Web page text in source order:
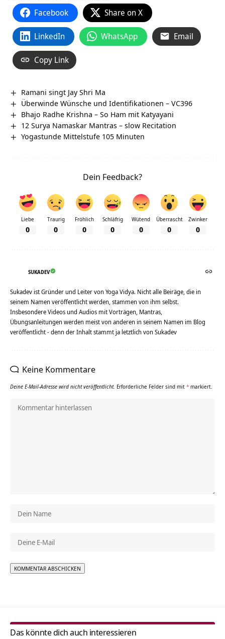
Facebook Share on X
LinkedIn WhatsApp Email
Copy Link
Ramani singt Jay Shri Ma
Überwinde Wünsche und Identifikationen – VC396
Bhajo Radhe Krishna – So Ham mit Katyayani
12 Surya Namaskar Mantras – slow Recitation
Yogastunde Mittelstufe 105 Minuten
Dein Feedback?
Liebe
0
Traurig
0
Fröhlich
0
Schläfrig
0
Wütend
0
Überrascht
0
Zwinker
0
SUKADEV
Sukadev ist Gründer und Leiter von Yoga Vidya. Nicht alle Beiräge, die in
seinem Namen veröffentlicht werden, stammen von ihm selbst.
Insbesondere Videos und Audios mit Vorträgen, Mantras,
Übungsanleitungen werden meist von anderen in seinem Namen im Blog
veröffentlicht - denn der Inhalt stammt ja letztlich von Sukadev
Keine Kommentare
Deine E-Mail-Adresse wird nicht veröffentlicht. Erforderliche Felder sind mit * markiert.
Das könnte dich auch interessieren